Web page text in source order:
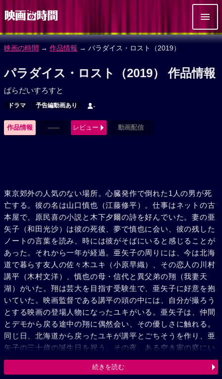
映画の時間 → 作品情報 → パラダイス・ロスト（2019）
パラダイス・ロスト（2019） 作品情報
ぱらだいすろすと
ドラマ 予告編動画あり -
作品情報 ------ レビュー 動画配信
東京郊外の人気のない場所。心臓発作で倒れた1人の男が死
亡する。彼の名は山口慎也（江藤修平）。仕事はネットの古
本屋で、原民喜の小説と木下夕爾の詩を好んでいた。妻の亜
矢子（和田光沙）は彼の死後、夢で慎也に会い、彼の残した
ノートの言葉を読み、時には彼がそばにいると感じることが
あった。それから一年が経過。亜矢子の周りには、今は北海
道で暮らす友人の佐々木ユキ（小原早織）、その恋人の川村
講平（木村文洋）、慎也の母・信代と異父弟の翔（我妻天
湖）がいた。翔は芸大を目指す受験生で、亜矢子に好意を抱
いていた。映画監督である講平の頭の中には、自分が撮ろう
とする映画の登場人物になったユキがいる。亜矢子は、仲間
とデモから戻る途中の翔に偶然会い、その優しさに触れる。
同じ日、北海道から戻ったユキが講平とごちそうを作り、亜
矢子の三十歳の誕生日を祝う。その夜、ある空き家の庭にい
た翔は、慎也の気配を感じてキャッチボールをする。亜矢子
のことを“好きだ”と告白して投げたボールは、慎也ではな
続きを読む